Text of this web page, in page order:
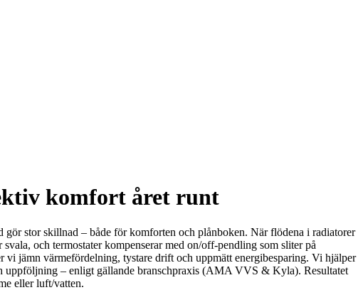
komfort året runt
stor skillnad – både för komforten och plånboken. När flödena i radiatorer
och termostater kompenserar med on/off-pendling som sliter på
jämn värmefördelning, tystare drift och uppmätt energibesparing. Vi hjälper
uppföljning – enligt gällande branschpraxis (AMA VVS & Kyla). Resultatet
eller luft/vatten.